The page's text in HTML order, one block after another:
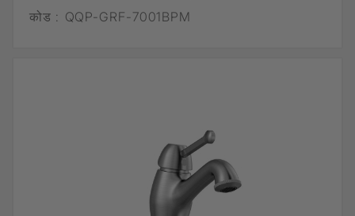
कोड : QQP-GRF-7001BPM